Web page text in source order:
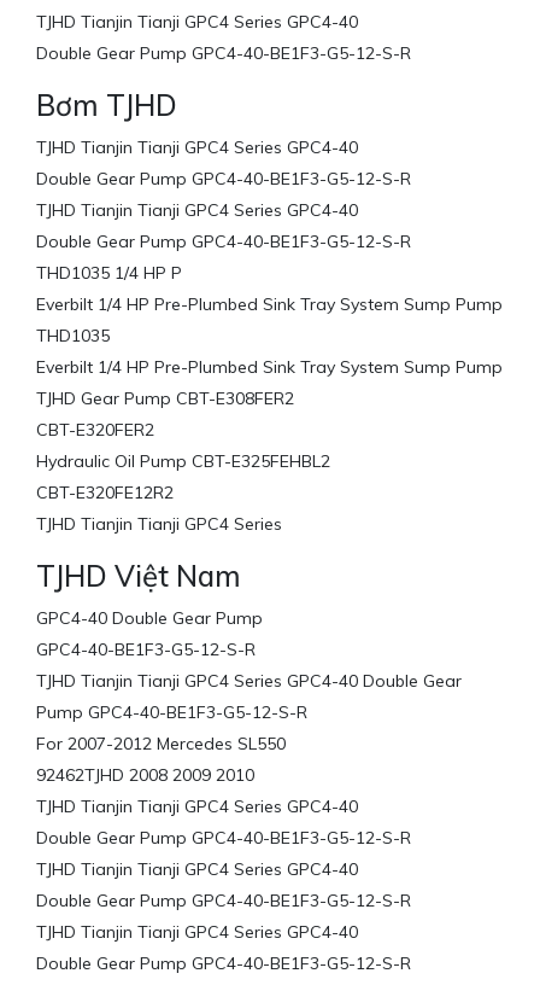
TJHD Tianjin Tianji GPC4 Series GPC4-40
Double Gear Pump GPC4-40-BE1F3-G5-12-S-R
Bơm TJHD
TJHD Tianjin Tianji GPC4 Series GPC4-40
Double Gear Pump GPC4-40-BE1F3-G5-12-S-R
TJHD Tianjin Tianji GPC4 Series GPC4-40
Double Gear Pump GPC4-40-BE1F3-G5-12-S-R
THD1035 1/4 HP P
Everbilt 1/4 HP Pre-Plumbed Sink Tray System Sump Pump
THD1035
Everbilt 1/4 HP Pre-Plumbed Sink Tray System Sump Pump
TJHD Gear Pump CBT-E308FER2
CBT-E320FER2
Hydraulic Oil Pump CBT-E325FEHBL2
CBT-E320FE12R2
TJHD Tianjin Tianji GPC4 Series
TJHD Việt Nam
GPC4-40 Double Gear Pump
GPC4-40-BE1F3-G5-12-S-R
TJHD Tianjin Tianji GPC4 Series GPC4-40 Double Gear
Pump GPC4-40-BE1F3-G5-12-S-R
For 2007-2012 Mercedes SL550
92462TJHD 2008 2009 2010
TJHD Tianjin Tianji GPC4 Series GPC4-40
Double Gear Pump GPC4-40-BE1F3-G5-12-S-R
TJHD Tianjin Tianji GPC4 Series GPC4-40
Double Gear Pump GPC4-40-BE1F3-G5-12-S-R
TJHD Tianjin Tianji GPC4 Series GPC4-40
Double Gear Pump GPC4-40-BE1F3-G5-12-S-R